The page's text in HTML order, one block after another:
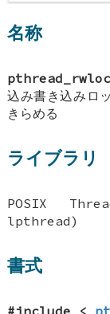
名称
込み書き込みロ
きらめる
ライブラリ
POSIX
lpthread)
書式
#include <